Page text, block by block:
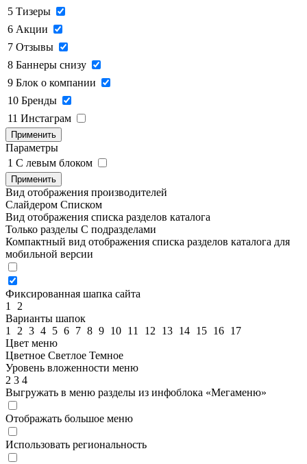
5 Тизеры
6 Акции
7 Отзывы
8 Баннеры снизу
9 Блок о компании
10 Бренды
11 Инстаграм
Применить
Параметры
1 C левым блоком
Применить
Вид отображения производителей
Слайдером Списком
Вид отображения списка разделов каталога
Только разделы С подразделами
Компактный вид отображения списка разделов каталога для
мобильной версии
Фиксированная шапка сайта
1
2
Варианты шапок
1
2 3 4 5 6 7 8 9 10 11 12 13 14 15 16 17
Цвет меню
Цветное Светлое Темное
Уровень вложенности меню
2 3 4
Выгружать в меню разделы из инфоблока «Мегаменю»
Отображать большое меню
Использовать региональность